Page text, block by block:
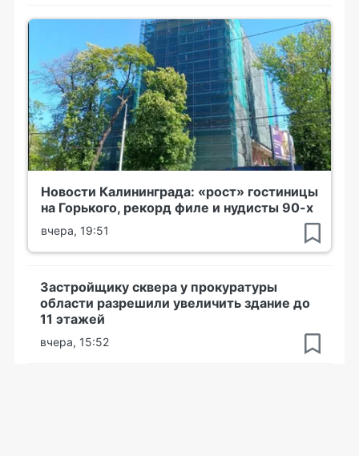
Новости Калининграда: «рост» гостиницы
на Горького, рекорд филе и нудисты 90-х
вчера, 19:51
Застройщику сквера у прокуратуры
области разрешили увеличить здание до
11 этажей
вчера, 15:52